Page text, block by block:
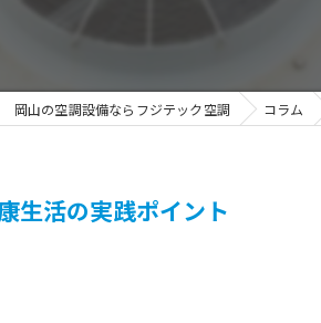
岡山の空調設備ならフジテック空調 コラム
生活の実践ポイント